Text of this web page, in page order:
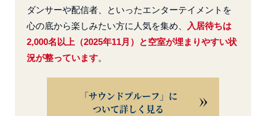
ダンサーや配信者、といったエンターテイメントを
心の底から楽しみたい方に人気を集め、 入居待ちは
2,000名以上（2025年11月）と空室が埋まりやすい状
況が整っています。
「サウンドプルーフ」に
ついて詳しく見る